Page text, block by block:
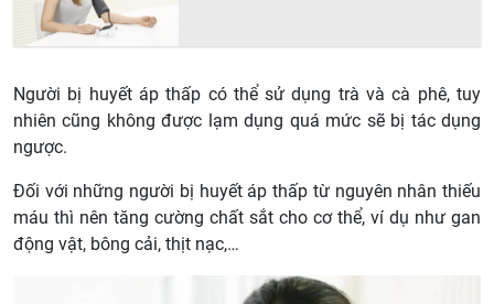
Người bị huyết áp thấp có thể sử dụng trà và cà phê, tuy
nhiên cũng không được lạm dụng quá mức sẽ bị tác dụng
ngược.
Đối với những người bị huyết áp thấp từ nguyên nhân thiếu
máu thì nên tăng cường chất sắt cho cơ thể, ví dụ như gan
động vật, bông cải, thịt nạc,…